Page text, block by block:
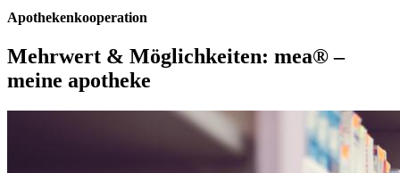
Apothekenkooperation
Mehrwert & Möglichkeiten: mea® –
meine apotheke